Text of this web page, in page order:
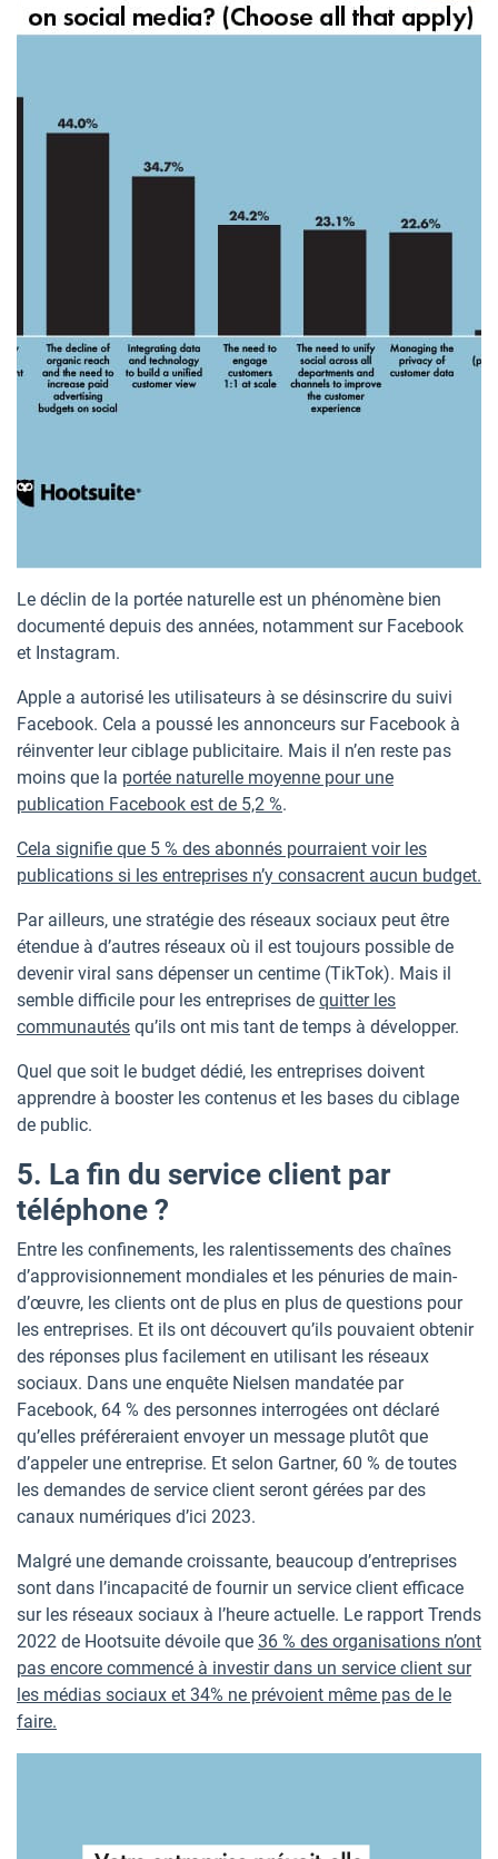
Le déclin de la portée naturelle est un phénomène bien
documenté depuis des années, notamment sur Facebook
et Instagram.
Apple a autorisé les utilisateurs à se désinscrire du suivi
Facebook. Cela a poussé les annonceurs sur Facebook à
réinventer leur ciblage publicitaire. Mais il n’en reste pas
moins que la portée naturelle moyenne pour une
publication Facebook est de 5,2 %.
Cela signifie que 5 % des abonnés pourraient voir les
publications si les entreprises n’y consacrent aucun budget.
Par ailleurs, une stratégie des réseaux sociaux peut être
étendue à d’autres réseaux où il est toujours possible de
devenir viral sans dépenser un centime (TikTok). Mais il
semble difficile pour les entreprises de quitter les
communautés qu’ils ont mis tant de temps à développer.
Quel que soit le budget dédié, les entreprises doivent
apprendre à booster les contenus et les bases du ciblage
de public.
5. La fin du service client par
téléphone ?
Entre les confinements, les ralentissements des chaînes
d’approvisionnement mondiales et les pénuries de main-
d’œuvre, les clients ont de plus en plus de questions pour
les entreprises. Et ils ont découvert qu’ils pouvaient obtenir
des réponses plus facilement en utilisant les réseaux
sociaux. Dans une enquête Nielsen mandatée par
Facebook, 64 % des personnes interrogées ont déclaré
qu’elles préféreraient envoyer un message plutôt que
d’appeler une entreprise. Et selon Gartner, 60 % de toutes
les demandes de service client seront gérées par des
canaux numériques d’ici 2023.
Malgré une demande croissante, beaucoup d’entreprises
sont dans l’incapacité de fournir un service client efficace
sur les réseaux sociaux à l’heure actuelle. Le rapport Trends
2022 de Hootsuite dévoile que 36 % des organisations n’ont
pas encore commencé à investir dans un service client sur
les médias sociaux et 34% ne prévoient même pas de le
faire.